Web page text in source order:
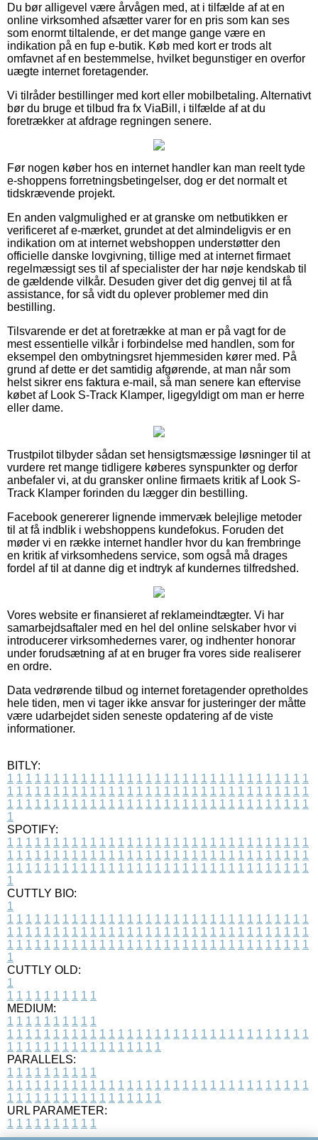
Du bør alligevel være årvågen med, at i tilfælde af at en
online virksomhed afsætter varer for en pris som kan ses
som enormt tiltalende, er det mange gange være en
indikation på en fup e-butik. Køb med kort er trods alt
omfavnet af en bestemmelse, hvilket begunstiger en overfor
uægte internet foretagender.
Vi tilråder bestillinger med kort eller mobilbetaling. Alternativt
bør du bruge et tilbud fra fx ViaBill, i tilfælde af at du
foretrækker at afdrage regningen senere.
Før nogen køber hos en internet handler kan man reelt tyde
e-shoppens forretningsbetingelser, dog er det normalt et
tidskrævende projekt.
En anden valgmulighed er at granske om netbutikken er
verificeret af e-mærket, grundet at det almindeligvis er en
indikation om at internet webshoppen understøtter den
officielle danske lovgivning, tillige med at internet firmaet
regelmæssigt ses til af specialister der har nøje kendskab til
de gældende vilkår. Desuden giver det dig genvej til at få
assistance, for så vidt du oplever problemer med din
bestilling.
Tilsvarende er det at foretrække at man er på vagt for de
mest essentielle vilkår i forbindelse med handlen, som for
eksempel den ombytningsret hjemmesiden kører med. På
grund af dette er det samtidig afgørende, at man når som
helst sikrer ens faktura e-mail, så man senere kan eftervise
købet af Look S-Track Klamper, ligegyldigt om man er herre
eller dame.
Trustpilot tilbyder sådan set hensigtsmæssige løsninger til at
vurdere ret mange tidligere køberes synspunkter og derfor
anbefaler vi, at du gransker online firmaets kritik af Look S-
Track Klamper forinden du lægger din bestilling.
Facebook genererer lignende immervæk belejlige metoder
til at få indblik i webshoppens kundefokus. Foruden det
møder vi en række internet handler hvor du kan frembringe
en kritik af virksomhedens service, som også må drages
fordel af til at danne dig et indtryk af kundernes tilfredshed.
Vores website er finansieret af reklameindtægter. Vi har
samarbejdsaftaler med en hel del online selskaber hvor vi
introducerer virksomhedernes varer, og indhenter honorar
under forudsætning af at en bruger fra vores side realiserer
en ordre.
Data vedrørende tilbud og internet foretagender opretholdes
hele tiden, men vi tager ikke ansvar for justeringer der måtte
være udarbejdet siden seneste opdatering af de viste
informationer.
BITLY:
1 1 1 1 1 1 1 1 1 1 1 1 1 1 1 1 1 1 1 1 1 1 1 1 1 1 1 1 1 1 1 1 1
1 1 1 1 1 1 1 1 1 1 1 1 1 1 1 1 1 1 1 1 1 1 1 1 1 1 1 1 1 1 1 1 1
1 1 1 1 1 1 1 1 1 1 1 1 1 1 1 1 1 1 1 1 1 1 1 1 1 1 1 1 1 1 1 1 1
1
SPOTIFY:
1 1 1 1 1 1 1 1 1 1 1 1 1 1 1 1 1 1 1 1 1 1 1 1 1 1 1 1 1 1 1 1 1
1 1 1 1 1 1 1 1 1 1 1 1 1 1 1 1 1 1 1 1 1 1 1 1 1 1 1 1 1 1 1 1 1
1 1 1 1 1 1 1 1 1 1 1 1 1 1 1 1 1 1 1 1 1 1 1 1 1 1 1 1 1 1 1 1 1
1
CUTTLY BIO:
1
1 1 1 1 1 1 1 1 1 1 1 1 1 1 1 1 1 1 1 1 1 1 1 1 1 1 1 1 1 1 1 1 1
1 1 1 1 1 1 1 1 1 1 1 1 1 1 1 1 1 1 1 1 1 1 1 1 1 1 1 1 1 1 1 1 1
1 1 1 1 1 1 1 1 1 1 1 1 1 1 1 1 1 1 1 1 1 1 1 1 1 1 1 1 1 1 1 1 1
1
CUTTLY OLD:
1
1 1 1 1 1 1 1 1 1 1
MEDIUM:
1 1 1 1 1 1 1 1 1 1
1 1 1 1 1 1 1 1 1 1 1 1 1 1 1 1 1 1 1 1 1 1 1 1 1 1 1 1 1 1 1 1 1
1 1 1 1 1 1 1 1 1 1 1 1 1 1 1 1 1
PARALLELS:
1 1 1 1 1 1 1 1 1 1
1 1 1 1 1 1 1 1 1 1 1 1 1 1 1 1 1 1 1 1 1 1 1 1 1 1 1 1 1 1 1 1 1
1 1 1 1 1 1 1 1 1 1 1 1 1 1 1 1 1
URL PARAMETER:
1 1 1 1 1 1 1 1 1 1